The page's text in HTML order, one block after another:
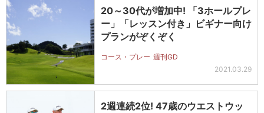
20～30代が増加中! 「3ホールプレ
ー」「レッスン付き」ビギナー向け
プランがぞくぞく
コース・プレー 週刊GD
2021.03.29
2週連続2位! 47歳のウエストウッ